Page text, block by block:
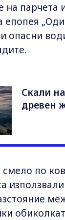
на
опасни
Скали
древен
по